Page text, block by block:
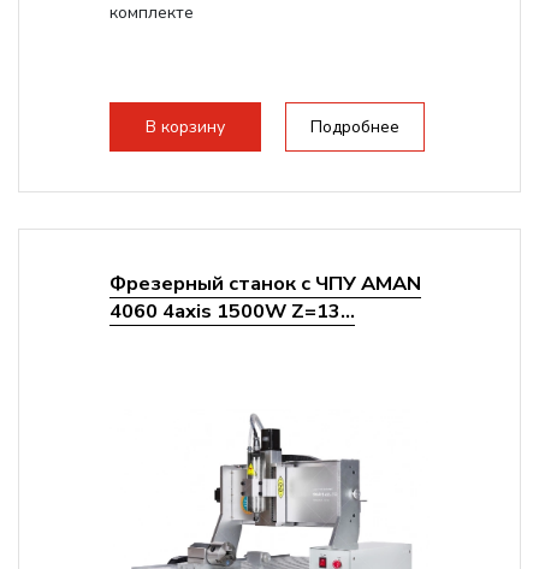
комплекте
В корзину Подробнее
Фрезерный станок с ЧПУ AMAN
4060 4axis 1500W Z=13...